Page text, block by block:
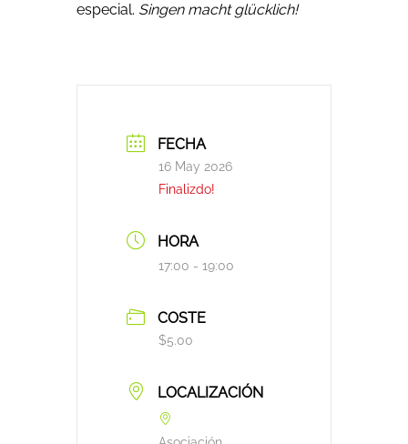
especial. Singen macht glücklich!
FECHA
16 May 2026
Finalizdo!
HORA
17:00 - 19:00
COSTE
$5.00
LOCALIZACIÓN